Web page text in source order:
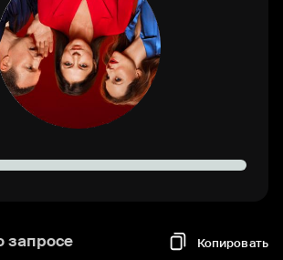
запросе Копировать